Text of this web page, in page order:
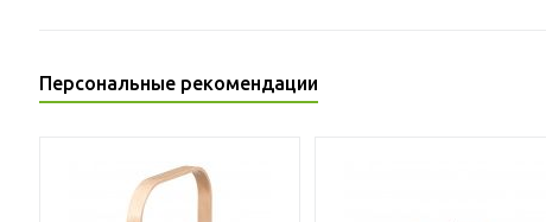
Персональные рекомендации